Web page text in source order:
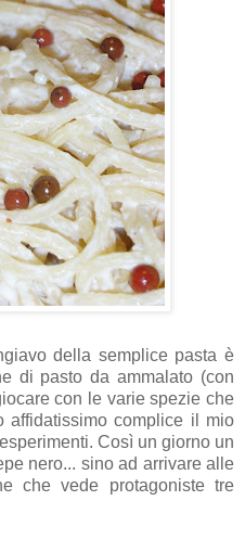
della semplice pasta è
di pasto da ammalato (con
con le varie spezie che
affidatissimo complice il mio
Così un giorno un
nero... sino ad arrivare alle
che vede protagoniste tre